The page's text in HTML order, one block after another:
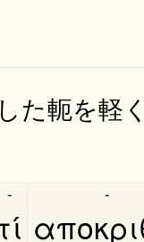
た軛を軽
- -